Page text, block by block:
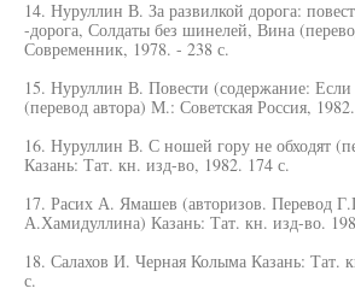
14. Нуруллин В. За развилкой дорога:
-дорога, Солдаты без шинелей, Вина
Современник, 1978. - 238 с.
15. Нуруллин В. Повести (содержание:
(перевод автора) М.: Советская Россия,
16. Нуруллин В. С ношей гору не обходят
Казань: Тат. кн. изд-во, 1982. 174 с.
17. Расих А. Ямашев (авторизов. Перевод
А.Хамидуллина) Казань: Тат. кн. изд-во.
18. Салахов И. Черная Колыма Казань: Тат.
с.